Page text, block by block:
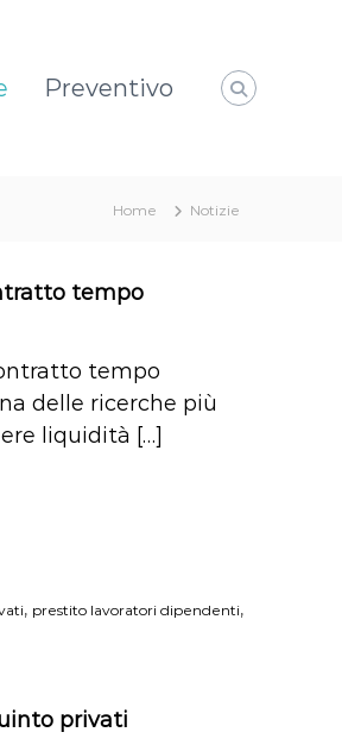
Preventivo
Home Notizie
tempo
tempo
delle ricerche più
liquidità […]
, prestito lavoratori dipendenti,
privati